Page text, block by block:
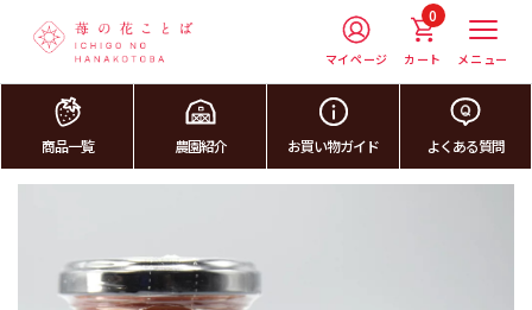
マイページ カート
0
メニュー
商品一覧 農園紹介 お買い物ガイド よくある質問